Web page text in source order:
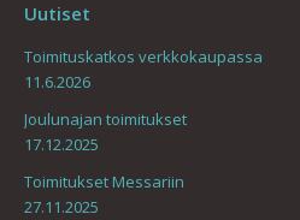
opens
in
new
window
Uutiset
Toimituskatkos verkkokaupassa
11.6.2026
Joulunajan toimitukset
17.12.2025
Toimitukset Messariin
27.11.2025